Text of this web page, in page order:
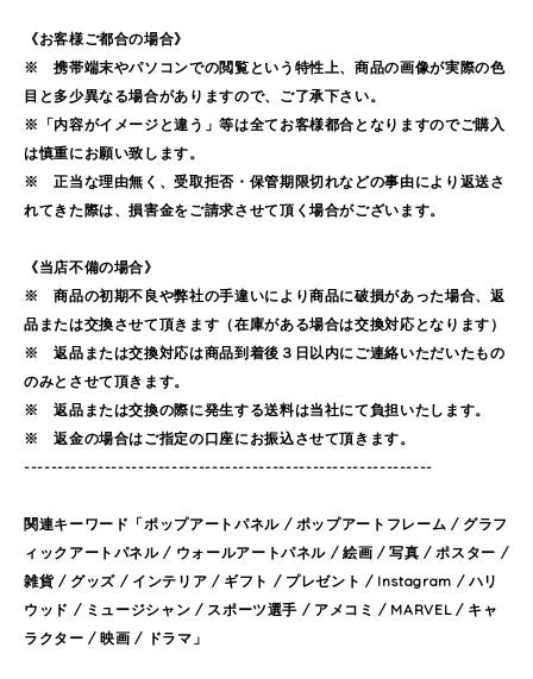
《お客様ご都合の場合》
※ 携帯端末やパソコンでの閲覧という特性上、商品の画像が実際の色
目と多少異なる場合がありますので、ご了承下さい。
※「内容がイメージと違う」等は全てお客様都合となりますのでご購入
は慎重にお願い致します。
※ 正当な理由無く、受取拒否・保管期限切れなどの事由により返送さ
れてきた際は、損害金をご請求させて頂く場合がございます。
《当店不備の場合》
※ 商品の初期不良や弊社の手違いにより商品に破損があった場合、返
品または交換させて頂きます（在庫がある場合は交換対応となります）
※ 返品または交換対応は商品到着後３日以内にご連絡いただいたもの
のみとさせて頂きます。
※ 返品または交換の際に発生する送料は当社にて負担いたします。
※ 返金の場合はご指定の口座にお振込させて頂きます。
-------------------------------------------------------------
関連キーワード「ポップアートパネル / ポップアートフレーム / グラフ
ィックアートパネル / ウォールアートパネル / 絵画 / 写真 / ポスター /
雑貨 / グッズ / インテリア / ギフト / プレゼント / Instagram / ハリ
ウッド / ミュージシャン / スポーツ選手 / アメコミ / MARVEL / キャ
ラクター / 映画 / ドラマ」